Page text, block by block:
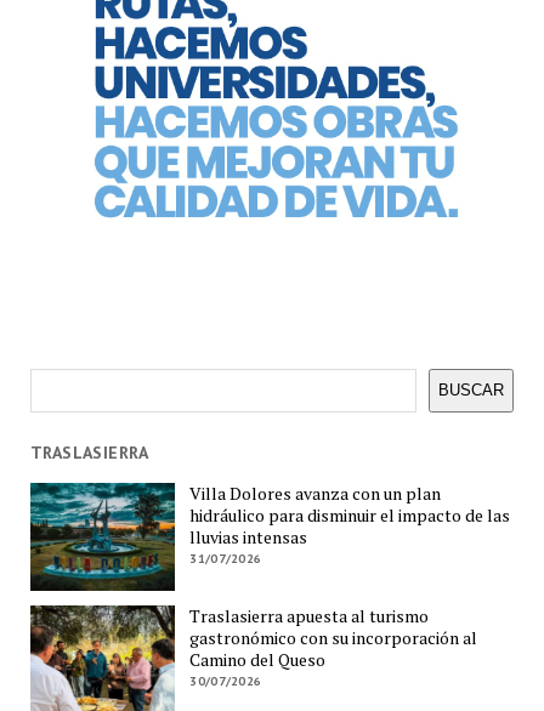
BUSCAR
TRASLASIERRA
Villa Dolores avanza con un plan
hidráulico para disminuir el impacto de las
lluvias intensas
31/07/2026
Traslasierra apuesta al turismo
gastronómico con su incorporación al
Camino del Queso
30/07/2026